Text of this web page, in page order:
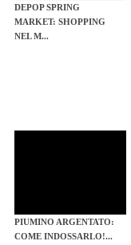
DEPOP SPRING
MARKET: SHOPPING
NEL M...
PIUMINO ARGENTATO:
COME INDOSSARLO!...